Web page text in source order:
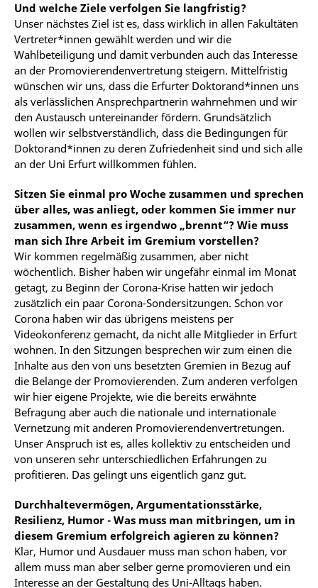
Und welche Ziele verfolgen Sie langfristig?
Unser nächstes Ziel ist es, dass wirklich in allen Fakultäten
Vertreter*innen gewählt werden und wir die
Wahlbeteiligung und damit verbunden auch das Interesse
an der Promovierendenvertretung steigern. Mittelfristig
wünschen wir uns, dass die Erfurter Doktorand*innen uns
als verlässlichen Ansprechpartnerin wahrnehmen und wir
den Austausch untereinander fördern. Grundsätzlich
wollen wir selbstverständlich, dass die Bedingungen für
Doktorand*innen zu deren Zufriedenheit sind und sich alle
an der Uni Erfurt willkommen fühlen.
Sitzen Sie einmal pro Woche zusammen und sprechen
über alles, was anliegt, oder kommen Sie immer nur
zusammen, wenn es irgendwo „brennt“? Wie muss
man sich Ihre Arbeit im Gremium vorstellen?
Wir kommen regelmäßig zusammen, aber nicht
wöchentlich. Bisher haben wir ungefähr einmal im Monat
getagt, zu Beginn der Corona-Krise hatten wir jedoch
zusätzlich ein paar Corona-Sondersitzungen. Schon vor
Corona haben wir das übrigens meistens per
Videokonferenz gemacht, da nicht alle Mitglieder in Erfurt
wohnen. In den Sitzungen besprechen wir zum einen die
Inhalte aus den von uns besetzten Gremien in Bezug auf
die Belange der Promovierenden. Zum anderen verfolgen
wir hier eigene Projekte, wie die bereits erwähnte
Befragung aber auch die nationale und internationale
Vernetzung mit anderen Promovierendenvertretungen.
Unser Anspruch ist es, alles kollektiv zu entscheiden und
von unseren sehr unterschiedlichen Erfahrungen zu
profitieren. Das gelingt uns eigentlich ganz gut.
Durchhaltevermögen, Argumentationsstärke,
Resilienz, Humor - Was muss man mitbringen, um in
diesem Gremium erfolgreich agieren zu können?
Klar, Humor und Ausdauer muss man schon haben, vor
allem muss man aber selber gerne promovieren und ein
Interesse an der Gestaltung des Uni-Alltags haben.